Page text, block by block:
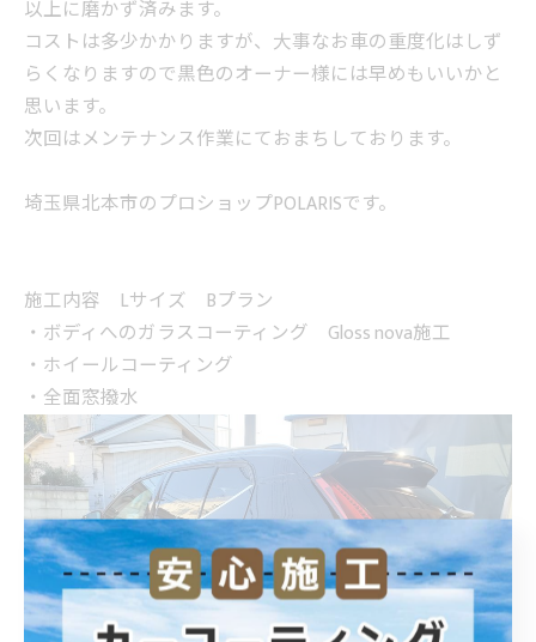
以上に磨かず済みます。
コストは多少かかりますが、大事なお車の重度化はしず
らくなりますので黒色のオーナー様には早めもいいかと
思います。
次回はメンテナンス作業にておまちしております。
埼玉県北本市のプロショップPOLARISです。
施工内容 Lサイズ Bプラン
・ボディへのガラスコーティング Gloss nova施工
・ホイールコーティング
・全面窓撥水